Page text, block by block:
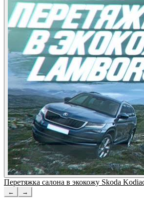
Перетяжка салона в экокожу Skoda
← →